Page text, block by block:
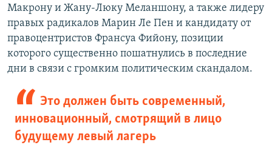
Макрону и Жану-Люку Меланшону, а также лидеру
правых радикалов Марин Ле Пен и кандидату от
правоцентристов Франсуа Фийону, позиции
которого существенно пошатнулись в последние
дни в связи с громким политическим скандалом.
Это должен быть современный,
инновационный, смотрящий в лицо
будущему левый лагерь